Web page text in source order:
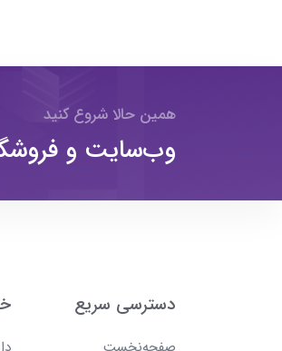
همین حالا شروع کنید
وب‌سایت و
دسترسی سریع